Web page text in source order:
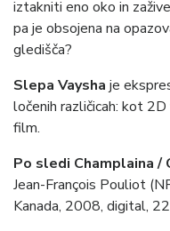
iztakniti eno oko in
pa je obsojena na
gledišča?
Slepa Vaysha je
ločenih različicah: kot
film.
Po sledi Champlaina /
Jean-François Pouliot
Kanada, 2008, digital,